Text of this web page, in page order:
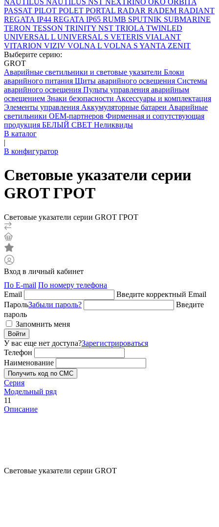
NAUTILUS NAUTILUS NST NEXTRINO OKO ORBITA
PASSAT PILOT POLET PORTAL RADAR RADEM RADIANT
REGATA IP44 REGATA IP65 RUMB SPUTNIK SUBMARINE
TERON TESSON TRINITY NST TRIOLA TWINLED
UNIVERSAL L UNIVERSAL S VETERIS VIALANT
VITARION VIZIV VOLNA L VOLNA S YANTA ZENIT
Выберите серию:
GROT
Аварийные светильники и световые указатели Блоки
аварийного питания Щиты аварийного освещения Системы
аварийного освещения Пульты управления аварийным
освещением Знаки безопасности Аксессуары и комплектация
Элементы управления Аккумуляторные батареи Аварийные
светильники ОЕМ-партнеров Фирменная и сопутствующая
продукция БЕЛЫЙ СВЕТ Неликвиды
В каталог
|
В конфигуратор
Световые указатели серии
GROT ГРОТ
Световые указатели серии GROT ГРОТ
Вход в личный кабинет
По E-mail По номеру телефона
Email
Введите корректный Email
ПарольЗабыли пароль?
Введите
пароль
Запомнить меня
Войти
У вас еще нет доступа?Зарегистрироваться
Телефон
Наименование
Получить код по СМС
Серия
Модельный ряд
11
Описание
Световые указатели серии GROT